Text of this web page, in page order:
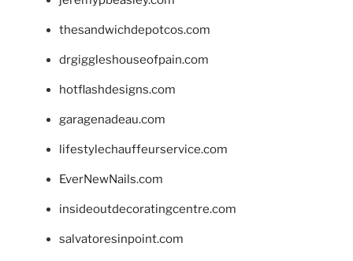
thesandwichdepotcos.com
drgiggleshouseofpain.com
hotflashdesigns.com
garagenadeau.com
lifestylechauffeurservice.com
EverNewNails.com
insideoutdecoratingcentre.com
salvatoresinpoint.com